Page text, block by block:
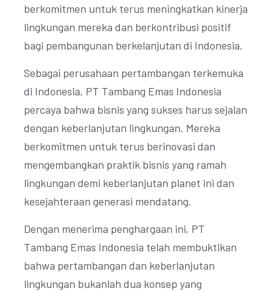
berkomitmen untuk terus meningkatkan kinerja
lingkungan mereka dan berkontribusi positif
bagi pembangunan berkelanjutan di Indonesia.
Sebagai perusahaan pertambangan terkemuka
di Indonesia, PT Tambang Emas Indonesia
percaya bahwa bisnis yang sukses harus sejalan
dengan keberlanjutan lingkungan. Mereka
berkomitmen untuk terus berinovasi dan
mengembangkan praktik bisnis yang ramah
lingkungan demi keberlanjutan planet ini dan
kesejahteraan generasi mendatang.
Dengan menerima penghargaan ini, PT
Tambang Emas Indonesia telah membuktikan
bahwa pertambangan dan keberlanjutan
lingkungan bukanlah dua konsep yang